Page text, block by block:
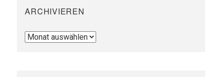
ARCHIVIEREN
Archivieren